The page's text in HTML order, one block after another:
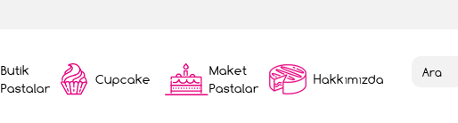
Butik
Pastalar
Cupcake
Maket
Pastalar
Hakkımızda